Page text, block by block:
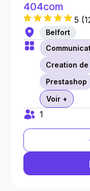
404com
5 (
Belfort
Creation
Prestashop
Voir +
1